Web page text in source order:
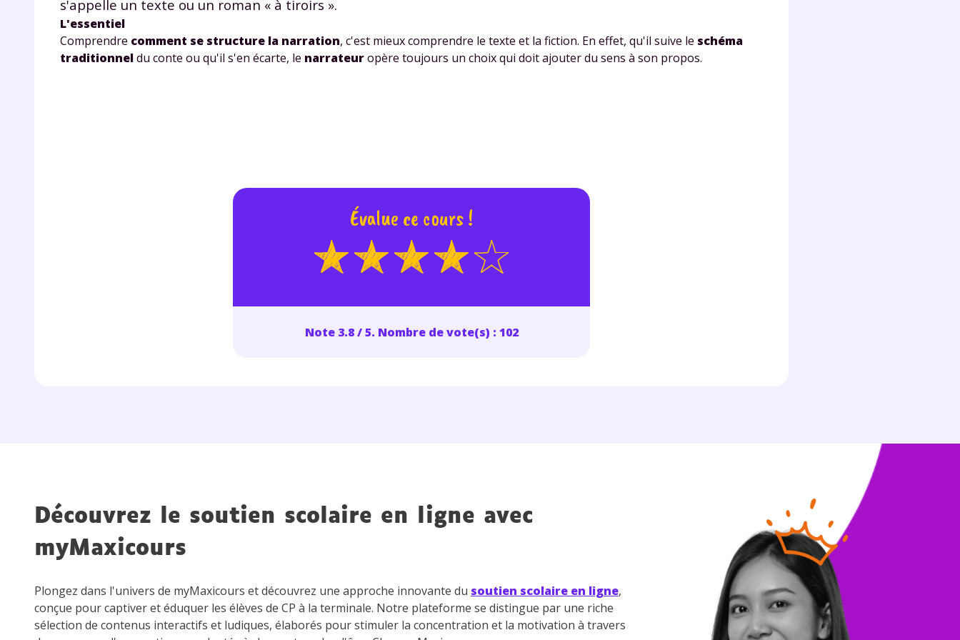
s'appelle un texte ou un roman « à tiroirs ».
L'essentiel
Comprendre comment se structure la narration, c'est mieux comprendre le texte et la fiction. En effet, qu'il suive le schéma
traditionneldu conte ou qu'il s'en écarte, le narrateuropère toujours un choix qui doit ajouter du sens à son propos.
Évalue ce cours !
Note 3.8 / 5. Nombre de vote(s) : 102
Découvrez le soutien scolaire en ligne avec
myMaxicours
Plongez dans l'univers de myMaxicours et découvrez une approche innovante du soutien scolaire en ligne,
conçue pour captiver et éduquer les élèves de CP à la terminale. Notre plateforme se distingue par une riche
sélection de contenus interactifs et ludiques, élaborés pour stimuler la concentration et la motivation à travers
de vos données personnelles et pour exercer vos droits, vous pouvez consulter